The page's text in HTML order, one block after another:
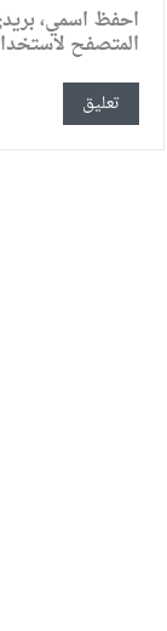
احفظ اسمي،
المتصفح